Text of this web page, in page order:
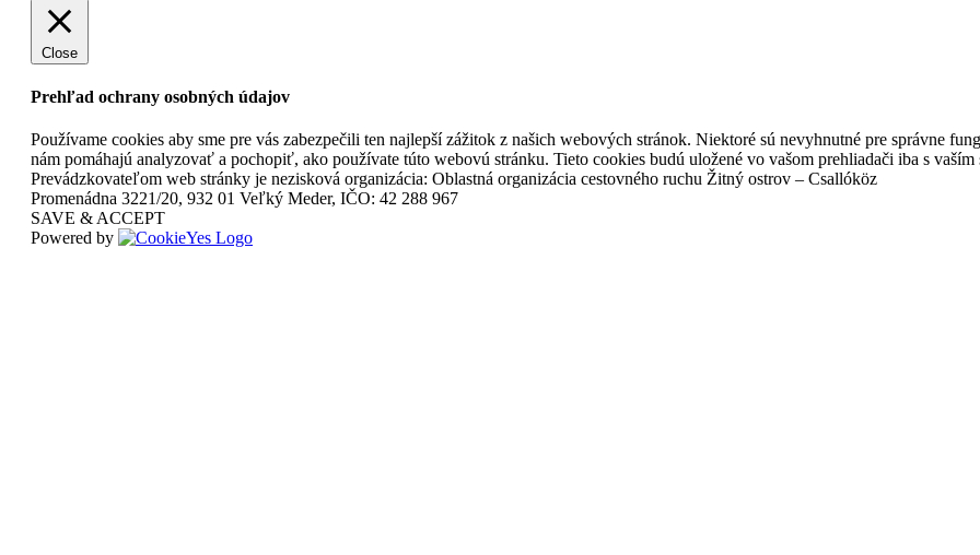
Close
Prehľad ochrany osobných údajov
Používame cookies aby sme pre vás zabezpečili ten najlepší zážitok z našich webových stránok. Niektoré sú nevyhnutné pre správne
nám pomáhajú analyzovať a pochopiť, ako používate túto webovú stránku. Tieto cookies budú uložené vo vašom prehliadači iba s
Prevádzkovateľom web stránky je nezisková organizácia: Oblastná organizácia cestovného ruchu Žitný ostrov – Csallóköz
Promenádna 3221/20, 932 01 Veľký Meder, IČO: 42 288 967
SAVE & ACCEPT
Powered by